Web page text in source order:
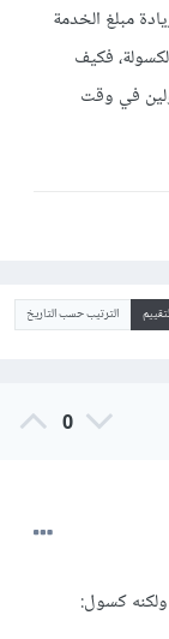
مبلغ الخدمة
فكيف
في وقت
الترتيب حسب التاريخ
0
كسول: